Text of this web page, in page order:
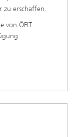
zu erschaffen.
von ÖFIT